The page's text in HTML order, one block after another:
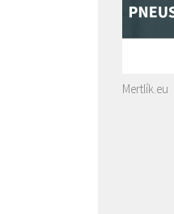
Mertlík.eu